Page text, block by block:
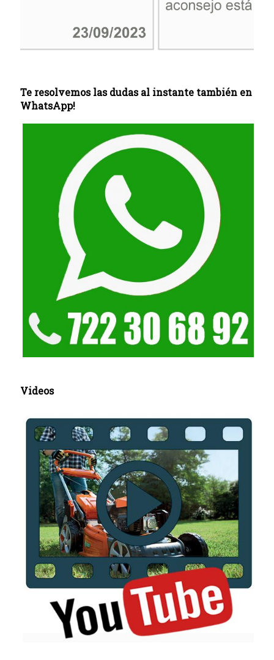
Te resolvemos las dudas al instante también en
WhatsApp!
Videos